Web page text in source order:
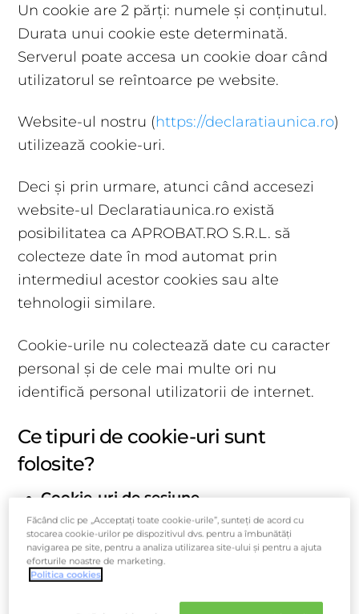
Un cookie are 2 părți: numele și conținutul.
Durata unui cookie este determinată.
Serverul poate accesa un cookie doar când
utilizatorul se reîntoarce pe website.
Website-ul nostru (https://declaratiaunica.ro)
utilizează cookie-uri.
Deci și prin urmare, atunci când accesezi
website-ul Declaratiaunica.ro există
posibilitatea ca APROBAT.RO S.R.L. să
colecteze date în mod automat prin
intermediul acestor cookies sau alte
tehnologii similare.
Cookie-urile nu colectează date cu caracter
personal și de cele mai multe ori nu
identifică personal utilizatorii de internet.
Ce tipuri de cookie-uri sunt
folosite?
Cookie-uri de sesiune
Aceste cookies sunt stocate temporar în
browser-ul web până când utilizatorul
închide webbrowser-ul.
Făcând clic pe „Acceptați toate cookie-urile”, sunteți de acord cu
stocarea cookie-urilor pe dispozitivul dvs. pentru a îmbunătăți
navigarea pe site, pentru a analiza utilizarea site-ului și pentru a ajuta
eforturile noastre de marketing.
Politica cookies